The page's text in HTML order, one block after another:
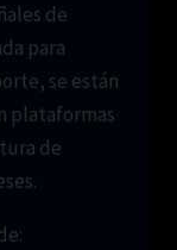
de
para
se están
plataformas
de